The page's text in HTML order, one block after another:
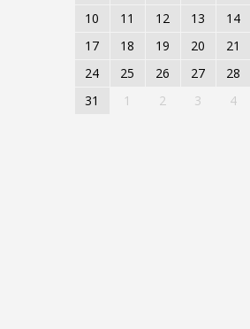
10
11 12 13 14
17
18 19 20 21
24
25 26 27 28
31
1 2 3 4